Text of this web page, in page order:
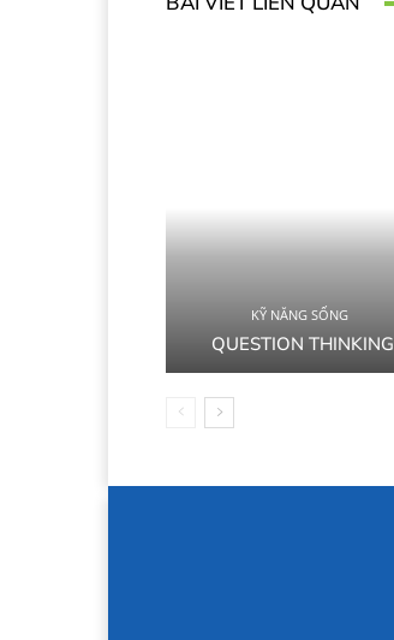
KỸ NĂNG SỐNG
QUESTION THINKING